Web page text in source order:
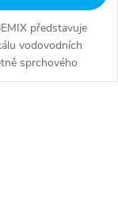
představuje
vodovodních
sprchového
ruční a hlavovou